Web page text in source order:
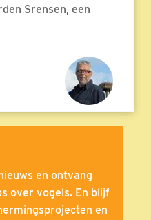
Srensen, een
en ontvang
over vogels. En blijf
en